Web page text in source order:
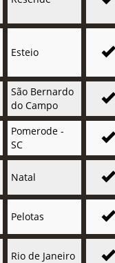
Esteio
São Bernardo
do Campo
Pomerode -
SC
Natal
Pelotas
Rio de Janeiro